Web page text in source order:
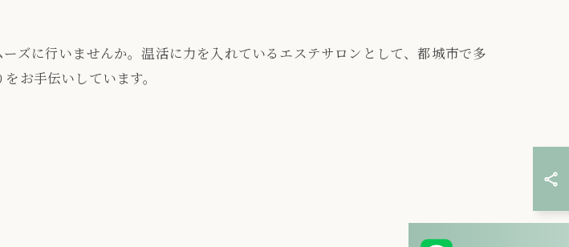
ズに行いませんか。温活に力を入れているエステサロンとして、都城市で多
お手伝いしています。
約はこちら